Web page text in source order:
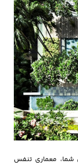
شما، معماری تنفس